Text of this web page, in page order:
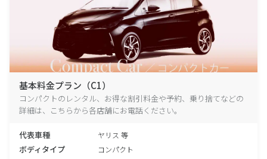
基本料金プラン（C1）
コンパクトのレンタル、お得な割引料金や予約、乗り捨てなどの
詳細は、こちらから各店舗にお電話ください。
代表車種 ヤリス 等
ボディタイプ コンパクト